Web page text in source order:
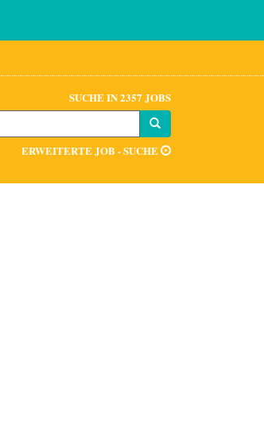
SUCHE IN 2357 JOBS
ERWEITERTE JOB - SUCHE